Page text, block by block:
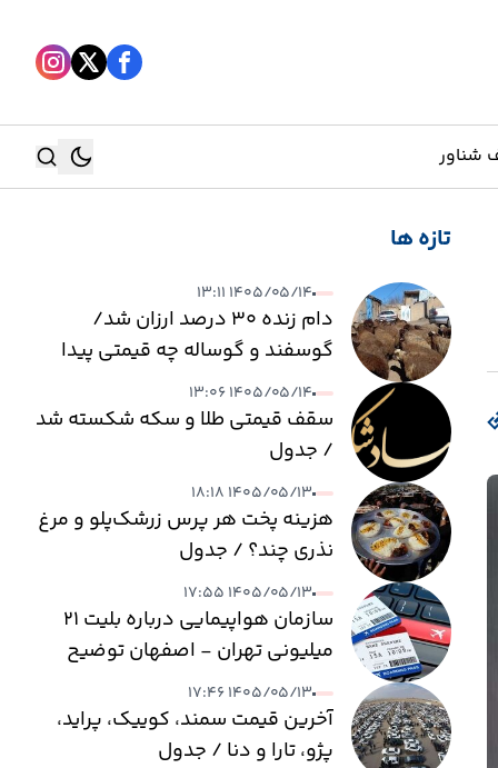
شناور
جستجو
تازه ها
۱۴۰۵/۰۵/۱۴ ۱۳:۱۱
دام زنده ۳۰ درصد ارزان شد/
گوسفند و گوساله چه قیمتی پیدا
کرد؟
۱۴۰۵/۰۵/۱۴ ۱۳:۰۶
سقف قیمتی طلا و سکه شکسته شد
/ جدول
۱۴۰۵/۰۵/۱۳ ۱۸:۱۸
هزینه پخت هر پرس زرشک‌پلو و مرغ
نذری چند؟ / جدول
۱۴۰۵/۰۵/۱۳ ۱۷:۵۵
سازمان هواپیمایی درباره بلیت ۲۱
میلیونی تهران - اصفهان توضیح
داد۱۴۰۵/۰۵/۱۳ ۱۷:۴۶
آخرین قیمت سمند، کوییک، پراید،
پژو، تارا و دنا / جدول